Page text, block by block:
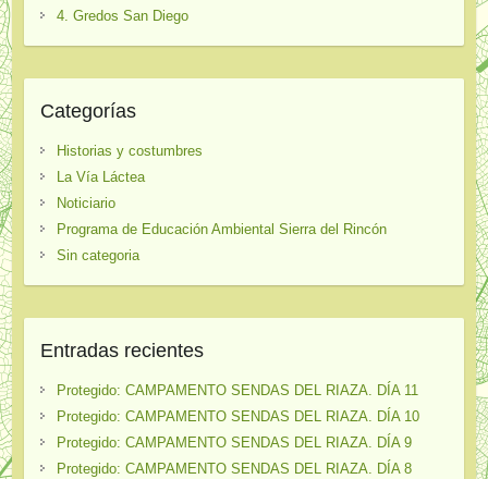
4. Gredos San Diego
Categorías
Historias y costumbres
La Vía Láctea
Noticiario
Programa de Educación Ambiental Sierra del Rincón
Sin categoria
Entradas recientes
Protegido: CAMPAMENTO SENDAS DEL RIAZA. DÍA 11
Protegido: CAMPAMENTO SENDAS DEL RIAZA. DÍA 10
Protegido: CAMPAMENTO SENDAS DEL RIAZA. DÍA 9
Protegido: CAMPAMENTO SENDAS DEL RIAZA. DÍA 8